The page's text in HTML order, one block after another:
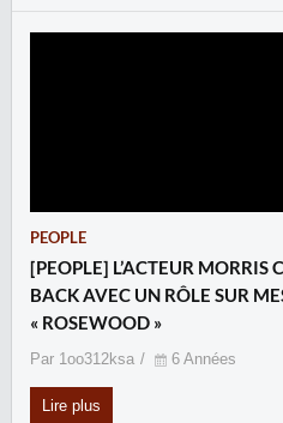
PEOPLE
[PEOPLE] L’ACTEUR MORRIS
BACK AVEC UN RÔLE SUR
« ROSEWOOD »
Par 1oo312ksa 6 Années
Lire plus